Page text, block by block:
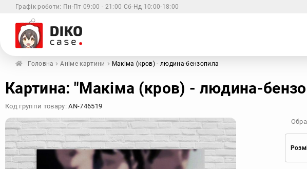
Графік роботи: Пн-Пт 09:00 - 21:00 Сб-Нд 10:00-18:00
Xiaomi Samsung Apple Huawei
Головна Аніме картини Макіма (кров) - людина-бензопила
Картина: "Макіма (кров) - людина-
Код группи товару:AN-746519